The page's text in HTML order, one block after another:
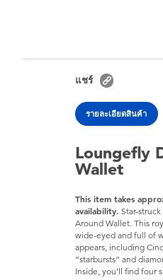
แชร์
รายละเอียดสินค้า
Loungefly
Wallet
This item takes
availability. Star-
Around Wallet. This
wide-eyed and full of
appears, including
“starbursts” and
Inside, you’ll find four